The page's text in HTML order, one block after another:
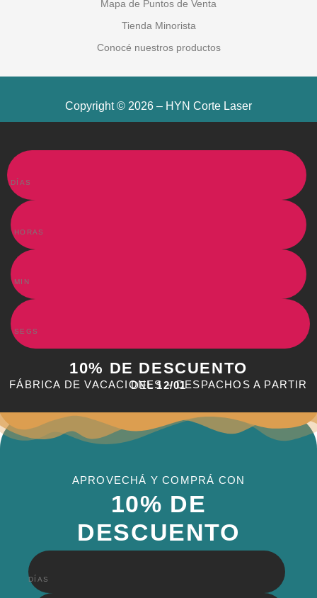
Mapa de Puntos de Venta
Tienda Minorista
Conocé nuestros productos
Copyright © 2026 – HYN Corte Laser
10% DE DESCUENTO
FÁBRICA DE VACACIONES – DESPACHOS A PARTIR DEL12/01
DÍAS
HORAS
MIN
SEGS
APROVECHÁ Y COMPRÁ CON
10% DE
DESCUENTO
DÍAS